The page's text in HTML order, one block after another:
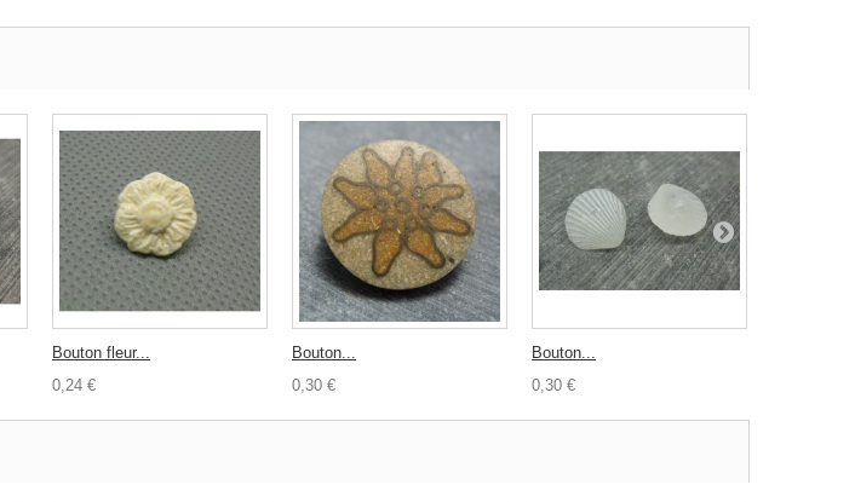
Bouton fleur...
0,24 €
Bouton...
0,30 €
Bouton...
0,30 €